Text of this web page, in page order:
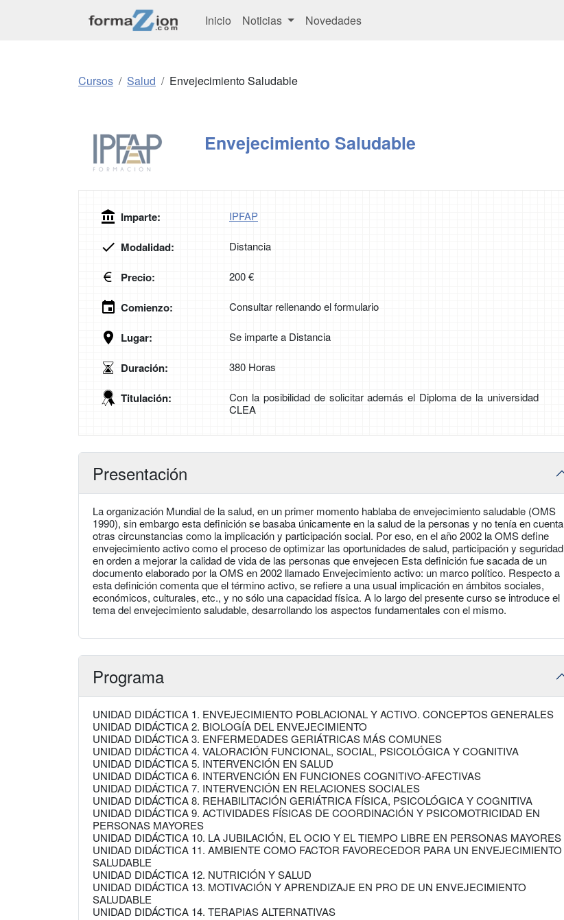
Inicio Noticias Novedades
Cursos Salud Envejecimiento Saludable
Envejecimiento Saludable
Imparte: IPFAP
Modalidad: Distancia
Precio: 200 €
Comienzo: Consultar rellenando el formulario
Lugar: Se imparte a Distancia
Duración: 380 Horas
Titulación:
Con la posibilidad de solicitar además el Diploma de la universidad
CLEA
Presentación
La organización Mundial de la salud, en un primer momento hablaba de envejecimiento saludable (OMS
1990), sin embargo esta definición se basaba únicamente en la salud de la personas y no tenía en cuenta
otras circunstancias como la implicación y participación social. Por eso, en el año 2002 la OMS define
envejecimiento activo como el proceso de optimizar las oportunidades de salud, participación y seguridad
en orden a mejorar la calidad de vida de las personas que envejecen Esta definición fue sacada de un
documento elaborado por la OMS en 2002 llamado Envejecimiento activo: un marco político. Respecto a
esta definición comenta que el término activo, se refiere a una usual implicación en ámbitos sociales,
económicos, culturales, etc., y no sólo una capacidad física. A lo largo del presente curso se introduce el
tema del envejecimiento saludable, desarrollando los aspectos fundamentales con el mismo.
Programa
UNIDAD DIDÁCTICA 1. ENVEJECIMIENTO POBLACIONAL Y ACTIVO. CONCEPTOS GENERALES
UNIDAD DIDÁCTICA 2. BIOLOGÍA DEL ENVEJECIMIENTO
UNIDAD DIDÁCTICA 3. ENFERMEDADES GERIÁTRICAS MÁS COMUNES
UNIDAD DIDÁCTICA 4. VALORACIÓN FUNCIONAL, SOCIAL, PSICOLÓGICA Y COGNITIVA
UNIDAD DIDÁCTICA 5. INTERVENCIÓN EN SALUD
UNIDAD DIDÁCTICA 6. INTERVENCIÓN EN FUNCIONES COGNITIVO-AFECTIVAS
UNIDAD DIDÁCTICA 7. INTERVENCIÓN EN RELACIONES SOCIALES
UNIDAD DIDÁCTICA 8. REHABILITACIÓN GERIÁTRICA FÍSICA, PSICOLÓGICA Y COGNITIVA
UNIDAD DIDÁCTICA 9. ACTIVIDADES FÍSICAS DE COORDINACIÓN Y PSICOMOTRICIDAD EN
PERSONAS MAYORES
UNIDAD DIDÁCTICA 10. LA JUBILACIÓN, EL OCIO Y EL TIEMPO LIBRE EN PERSONAS MAYORES
UNIDAD DIDÁCTICA 11. AMBIENTE COMO FACTOR FAVORECEDOR PARA UN ENVEJECIMIENTO
SALUDABLE
UNIDAD DIDÁCTICA 12. NUTRICIÓN Y SALUD
UNIDAD DIDÁCTICA 13. MOTIVACIÓN Y APRENDIZAJE EN PRO DE UN ENVEJECIMIENTO
SALUDABLE
UNIDAD DIDÁCTICA 14. TERAPIAS ALTERNATIVAS